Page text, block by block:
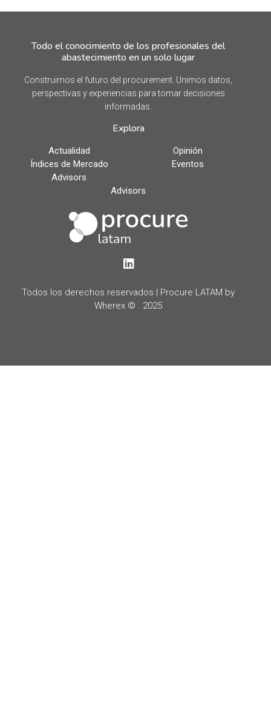
Todo el conocimiento de los profesionales del
abastecimiento en un solo lugar
Construimos el futuro del procurement. Unimos datos,
perspectivas y experiencias para tomar decisiones
informadas.
Explora
Actualidad
Opinión
Índices de Mercado
Eventos
Advisors
Advisors
LinkedIn
Todos los derechos reservados | Procure LATAM by
Wherex © . 2025